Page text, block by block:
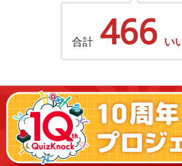
合計 466 い